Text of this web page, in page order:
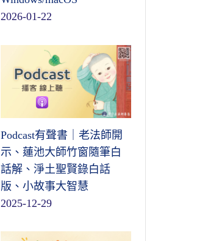
2026-01-22
Podcast有聲書｜老法師開
示、蓮池大師竹窗隨筆白
話解、淨土聖賢錄白話
版、小故事大智慧
2025-12-29